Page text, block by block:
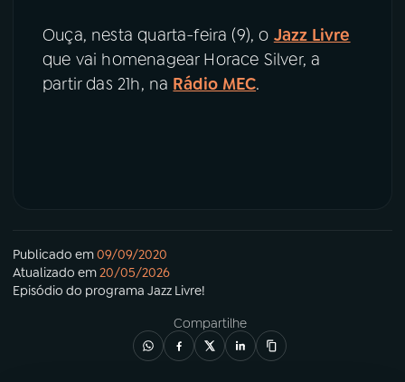
Ouça, nesta quarta-feira (9), o Jazz Livre
que vai homenagear Horace Silver, a
partir das 21h, na Rádio MEC.
Publicado em09/09/2020
Atualizado em20/05/2026
Episódio do programa Jazz Livre!
Compartilhe